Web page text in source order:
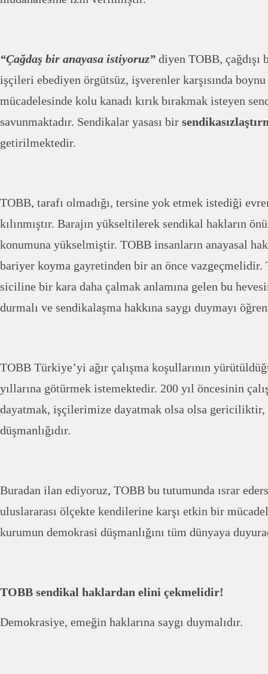
“Çağdaş bir anayasa istiyoruz” diyen TOBB, çağdışı
işçileri ebediyen örgütsüz, işverenler karşısında
mücadelesinde kolu kanadı kırık bırakmak isteyen
savunmaktadır. Sendikalar yasası bir
getirilmektedir.
TOBB, tarafı olmadığı, tersine yok etmek istediği
kılınmıştır. Barajın yükseltilerek sendikal hakların
konumuna yükselmiştir. TOBB insanların anayasal
bariyer koyma gayretinden bir an önce vazgeçmelidir.
siciline bir kara daha çalmak anlamına gelen bu
durmalı ve sendikalaşma hakkına saygı duymayı
TOBB Türkiye’yi ağır çalışma koşullarının
yıllarına götürmek istemektedir. 200 yıl öncesinin
dayatmak, işçilerimize dayatmak olsa olsa gericiliktir,
düşmanlığıdır.
Buradan ilan ediyoruz, TOBB bu tutumunda ısrar
uluslararası ölçekte kendilerine karşı etkin bir
kurumun demokrasi düşmanlığını tüm dünyaya
TOBB sendikal haklardan elini çekmelidir!
Demokrasiye, emeğin haklarına saygı duymalıdır.